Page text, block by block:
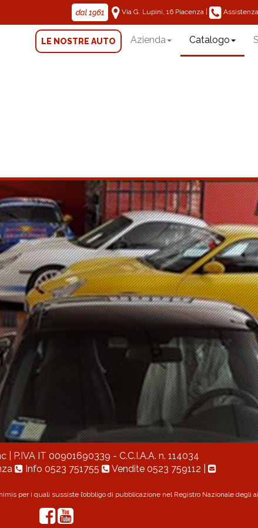
Via G. Lupini, 16 Piacenza Assistenza
LE NOSTRE AUTO Azienda Catalogo
| P.IVA IT 00901690339 - C.C.I.A.A. n. 114034
Info 0523 751755 Vendite 0523 759112
per i quali sussiste l’obbligo di pubblicazione nel Registro Nazionale degli